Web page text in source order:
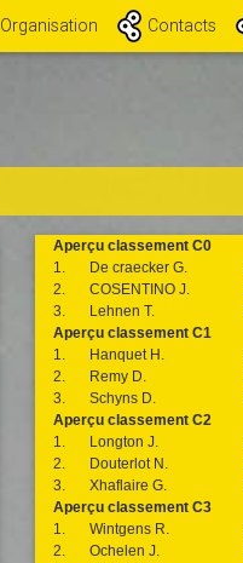
Organisation Contacts
Aperçu classement C0
1.
De craecker G.
2.
COSENTINO J.
3.
Lehnen T.
Aperçu classement C1
1.
Hanquet H.
2.
Remy D.
3.
Schyns D.
Aperçu classement C2
1.
Longton J.
2.
Douterlot N.
3.
Xhaflaire G.
Aperçu classement C3
1.
Wintgens R.
2.
Ochelen J.